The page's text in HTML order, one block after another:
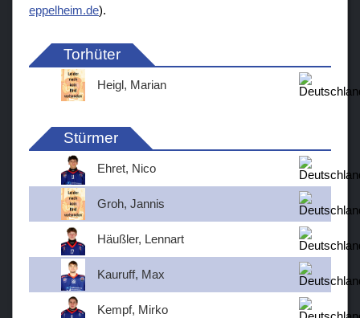
eppelheim.de).
Torhüter
Heigl, Marian
Stürmer
Ehret, Nico
Groh, Jannis
Häußler, Lennart
Kauruff, Max
Kempf, Mirko